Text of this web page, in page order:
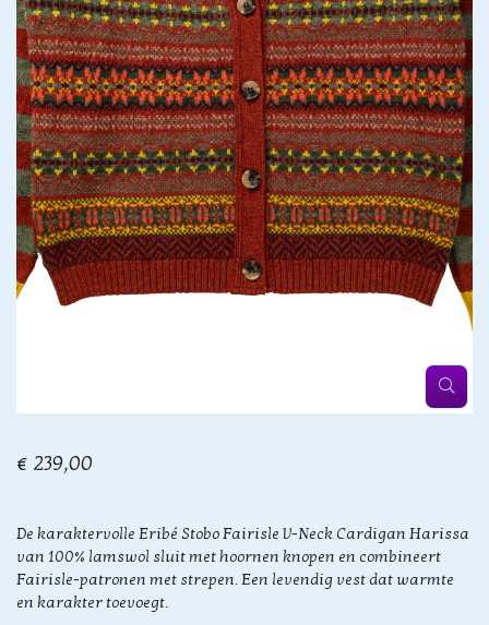
€ 239,00
De karaktervolle Eribé Stobo Fairisle V-Neck Cardigan Harissa
van 100% lamswol sluit met hoornen knopen en combineert
Fairisle-patronen met strepen. Een levendig vest dat warmte
en karakter toevoegt.